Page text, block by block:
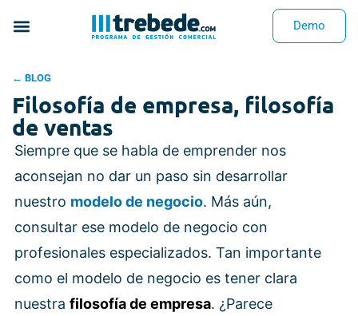
Demo
← BLOG
Filosofía de empresa, filosofía
de ventas
Siempre que se habla de emprender nos
aconsejan no dar un paso sin desarrollar
nuestro modelo de negocio. Más aún,
consultar ese modelo de negocio con
profesionales especializados. Tan importante
como el modelo de negocio es tener clara
nuestra filosofía de empresa. ¿Parece